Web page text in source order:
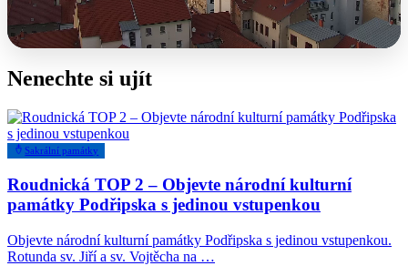
Nenechte si ujít
Sakrální památky
Roudnická TOP 2 – Objevte národní kulturní
památky Podřipska s jedinou vstupenkou
Objevte národní kulturní památky Podřipska s jedinou vstupenkou.
Rotunda sv. Jiří a sv. Vojtěcha na …